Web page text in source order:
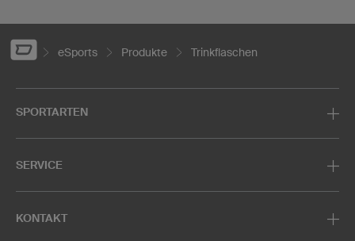
eSports Produkte Trinkflaschen
SPORTARTEN
SERVICE
KONTAKT